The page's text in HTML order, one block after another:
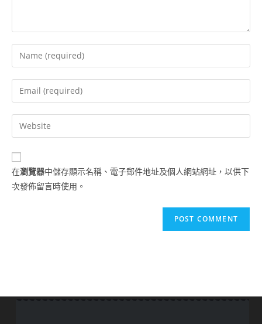
在瀏覽器中儲存顯示名稱、電子郵件地址及個人網站網址，以供下
次發佈留言時使用。